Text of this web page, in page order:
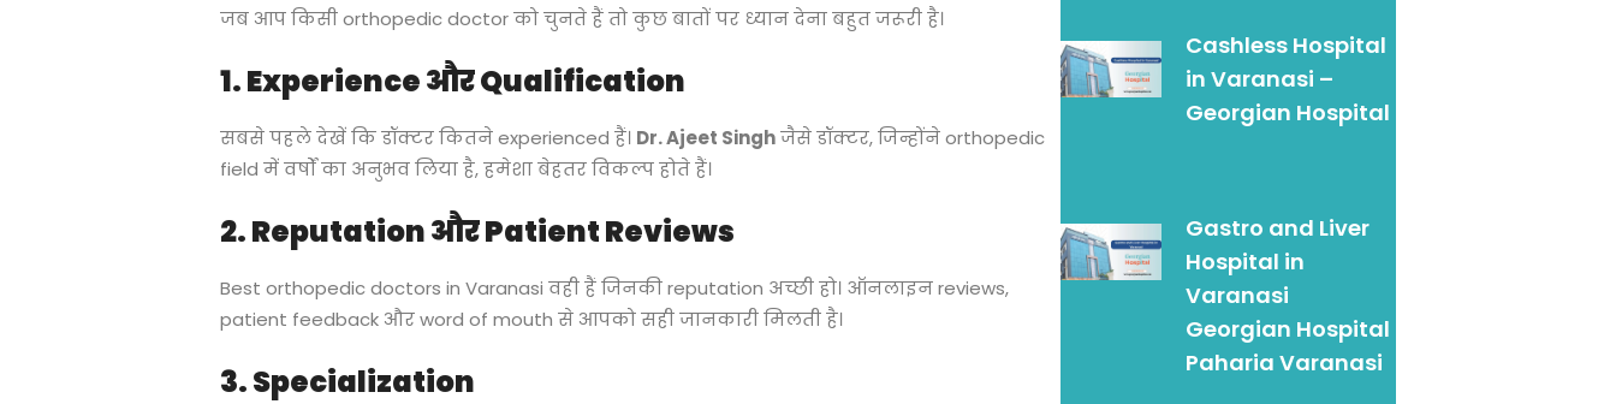
जब आप किसी orthopedic doctor को चुनते हैं तो कुछ बातों पर ध्यान देना बहुत जरूरी है।
1. Experience और Qualification
सबसे पहले देखें कि डॉक्टर कितने experienced हैं। Dr. Ajeet Singhजैसे डॉक्टर, जिन्होंने orthopedic
field में वर्षों का अनुभव लिया है, हमेशा बेहतर विकल्प होते हैं।
2. Reputation और Patient Reviews
Best orthopedic doctors in Varanasi वही हैं जिनकी reputation अच्छी हो। ऑनलाइन reviews,
patient feedback और word of mouth से आपको सही जानकारी मिलती है।
3. Specialization
Cashless Hospital
in Varanasi –
Georgian Hospital
Gastro and Liver
Hospital in
Varanasi
Georgian Hospital
Paharia Varanasi